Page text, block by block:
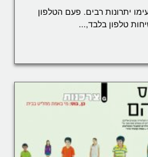
יתרונות רבים. פעם הטלפון
טלפון בלבד,...